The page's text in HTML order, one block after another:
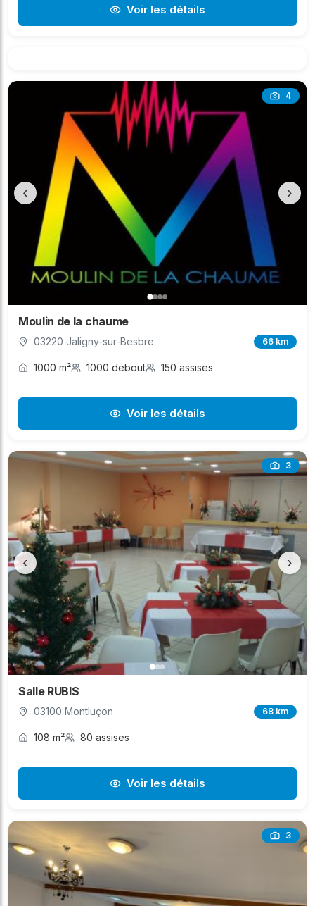
Voir les détails
4
‹ ›
Moulin de la chaume
03220 Jaligny-sur-Besbre 66 km
1000 m² 1000 debout 150 assises
Voir les détails
3
‹ ›
Salle RUBIS
03100 Montluçon 68 km
108 m² 80 assises
Voir les détails
3